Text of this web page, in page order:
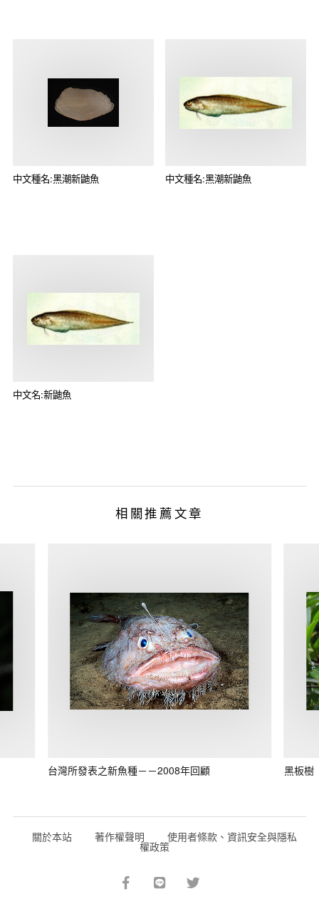
中文種名:黑潮新鼬魚 中文種名:黑潮新鼬魚
中文名:新鼬魚
相關推薦文章
台灣所發表之新魚種－－2008年回顧 黑板樹
關於本站 著作權聲明 使用者條款、資訊安全與隱私
權政策